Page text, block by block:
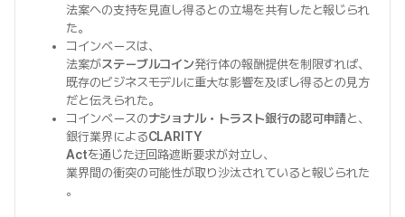
法案への支持を見直し得るとの立場を共有したと報じられ
た。
コインベースは、
法案がステーブルコイン発行体の報酬提供を制限すれば、
既存のビジネスモデルに重大な影響を及ぼし得るとの見方
だと伝えられた。
コインベースのナショナル・トラスト銀行の認可申請と、
銀行業界によるCLARITY
Actを通じた迂回路遮断要求が対立し、
業界間の衝突の可能性が取り沙汰されていると報じられた
。